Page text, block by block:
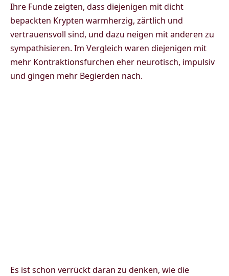
Ihre Funde zeigten, dass diejenigen mit dicht
bepackten Krypten warmherzig, zärtlich und
vertrauensvoll sind, und dazu neigen mit anderen zu
sympathisieren. Im Vergleich waren diejenigen mit
mehr Kontraktionsfurchen eher neurotisch, impulsiv
und gingen mehr Begierden nach.
Es ist schon verrückt daran zu denken, wie die